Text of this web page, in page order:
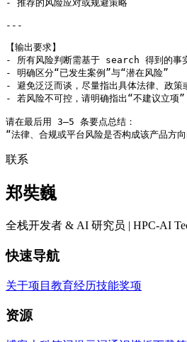
- 推荐的风险应对或规避策略
---
【输出要求】
- 所有风险判断需基于 search 得到的事
- 明确区分“已发生案例”与“潜在风险”
- 避免泛泛而谈，尽量指出具体法律、政策
- 若风险不可控，请明确指出“不建议立项”
请在最后用 3–5 条要点总结：
“法律、合规或平台风险是否构成该产品方
联系
郑奘巍
全栈开发者 & AI 研究员 | HPC-AI
快速导航
关于项目 教育经历技能奖项
资源